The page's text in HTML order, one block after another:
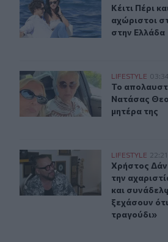
Κέιτι Πέρι
Κέιτι Πέρι
αχώριστοι
στην Ελλάδα
Το απολαυστικό βίντεο της
LIFESTYLE 03:34
Το
Το
Νατάσας
μητέρα της
Χρήστος Δάντης: «ΔενLIFESTYLE 22:21
Χρήστος
Χρήστος
την
και
ξεχάσουν
τραγούδι»